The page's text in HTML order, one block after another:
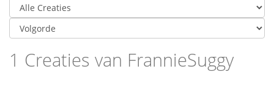
1 Creaties van FrannieSuggy